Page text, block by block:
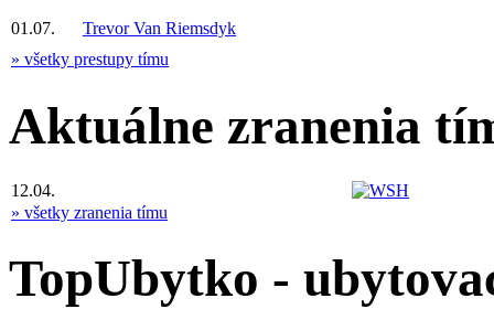
01.07.
Trevor Van Riemsdyk
» všetky prestupy tímu
Aktuálne zranenia
12.04.
» všetky zranenia tímu
TopUbytko -